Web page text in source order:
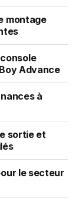
montage
Advance
à
sortie et
le secteur